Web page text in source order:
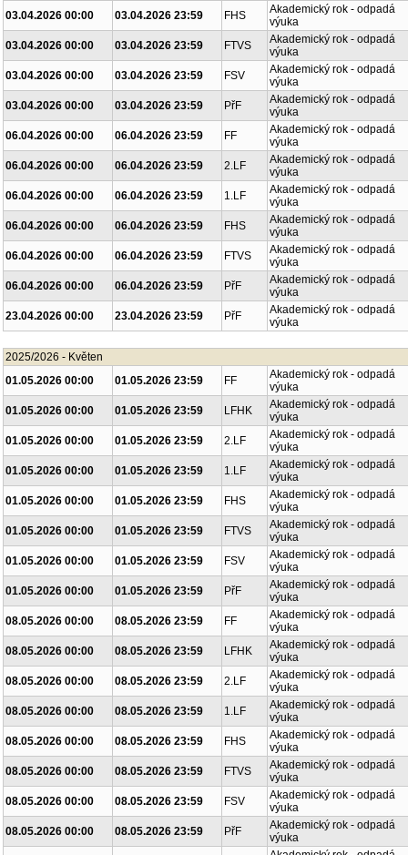
03.04.2026 00:00 03.04.2026 23:59 FHS
Akademický rok - odpadá
výuka
03.04.2026 00:00
03.04.2026 23:59 FTVS
Akademický rok - odpadá
výuka
03.04.2026 00:00
03.04.2026 23:59 FSV
Akademický rok - odpadá
výuka
03.04.2026 00:00
03.04.2026 23:59 PřF
Akademický rok - odpadá
výuka
06.04.2026 00:00
06.04.2026 23:59 FF
Akademický rok - odpadá
výuka
06.04.2026 00:00
06.04.2026 23:59 2.LF
Akademický rok - odpadá
výuka
06.04.2026 00:00
06.04.2026 23:59 1.LF
Akademický rok - odpadá
výuka
06.04.2026 00:00
06.04.2026 23:59 FHS
Akademický rok - odpadá
výuka
06.04.2026 00:00
06.04.2026 23:59 FTVS
Akademický rok - odpadá
výuka
06.04.2026 00:00
06.04.2026 23:59 PřF
Akademický rok - odpadá
výuka
23.04.2026 00:00
23.04.2026 23:59 PřF
Akademický rok - odpadá
výuka
2025/2026 - Květen
01.05.2026 00:00
01.05.2026 23:59 FF
Akademický rok - odpadá
výuka
01.05.2026 00:00
01.05.2026 23:59 LFHK
Akademický rok - odpadá
výuka
01.05.2026 00:00
01.05.2026 23:59 2.LF
Akademický rok - odpadá
výuka
01.05.2026 00:00
01.05.2026 23:59 1.LF
Akademický rok - odpadá
výuka
01.05.2026 00:00
01.05.2026 23:59 FHS
Akademický rok - odpadá
výuka
01.05.2026 00:00
01.05.2026 23:59 FTVS
Akademický rok - odpadá
výuka
01.05.2026 00:00
01.05.2026 23:59 FSV
Akademický rok - odpadá
výuka
01.05.2026 00:00
01.05.2026 23:59 PřF
Akademický rok - odpadá
výuka
08.05.2026 00:00
08.05.2026 23:59 FF
Akademický rok - odpadá
výuka
08.05.2026 00:00
08.05.2026 23:59 LFHK
Akademický rok - odpadá
výuka
08.05.2026 00:00
08.05.2026 23:59 2.LF
Akademický rok - odpadá
výuka
08.05.2026 00:00
08.05.2026 23:59 1.LF
Akademický rok - odpadá
výuka
08.05.2026 00:00
08.05.2026 23:59 FHS
Akademický rok - odpadá
výuka
08.05.2026 00:00
08.05.2026 23:59 FTVS
Akademický rok - odpadá
výuka
08.05.2026 00:00
08.05.2026 23:59 FSV
Akademický rok - odpadá
výuka
08.05.2026 00:00
08.05.2026 23:59 PřF
Akademický rok - odpadá
výuka